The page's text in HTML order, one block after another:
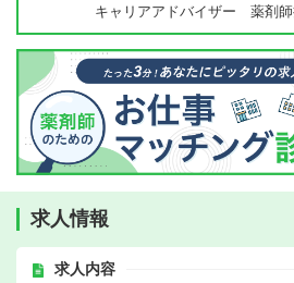
キャリアアドバイザー 薬剤師
求人情報
求人内容